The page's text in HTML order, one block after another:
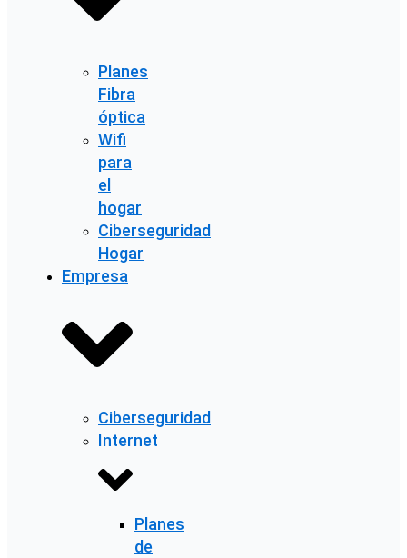
Planes
Fibra
óptica
Wifi
para
el
hogar
Ciberseguridad
Hogar
Empresa
Ciberseguridad
Internet
Planes
de